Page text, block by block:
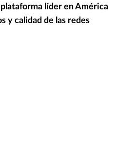
líder en América
y calidad de las redes